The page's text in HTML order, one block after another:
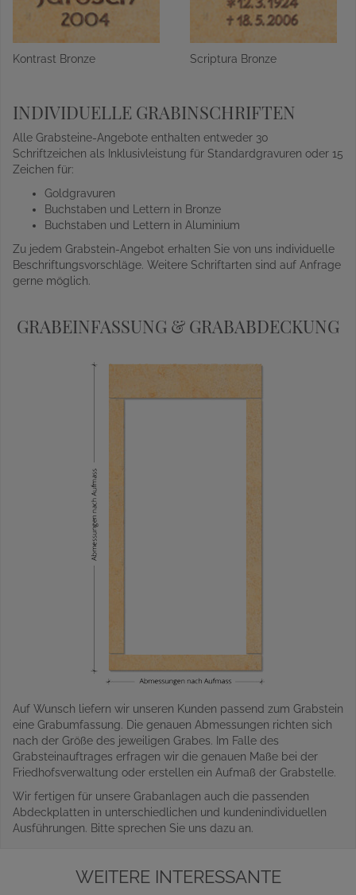
Kontrast Bronze Scriptura Bronze
INDIVIDUELLE GRABINSCHRIFTEN
Alle Grabsteine-Angebote enthalten entweder 30
Schriftzeichen als Inklusivleistung für Standardgravuren oder 15
Zeichen für:
Goldgravuren
Buchstaben und Lettern in Bronze
Buchstaben und Lettern in Aluminium
Zu jedem Grabstein-Angebot erhalten Sie von uns individuelle
Beschriftungsvorschläge. Weitere Schriftarten sind auf Anfrage
gerne möglich.
GRABEINFASSUNG & GRABABDECKUNG
Auf Wunsch liefern wir unseren Kunden passend zum Grabstein
eine Grabumfassung. Die genauen Abmessungen richten sich
nach der Größe des jeweiligen Grabes. Im Falle des
Grabsteinauftrages erfragen wir die genauen Maße bei der
Friedhofsverwaltung oder erstellen ein Aufmaß der Grabstelle.
Wir fertigen für unsere Grabanlagen auch die passenden
Abdeckplatten in unterschiedlichen und kundenindividuellen
Ausführungen. Bitte sprechen Sie uns dazu an.
WEITERE INTERESSANTE